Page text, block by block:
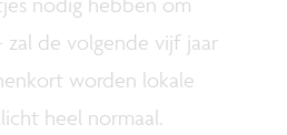
de volgende vijf jaar
worden lokale
heel normaal.